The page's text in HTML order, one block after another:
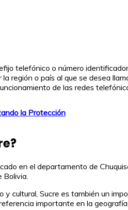
telefónico o número
región o país al que se desea
de las redes
la Protección
en el departamento de
cultural, Sucre es también un
importante en la